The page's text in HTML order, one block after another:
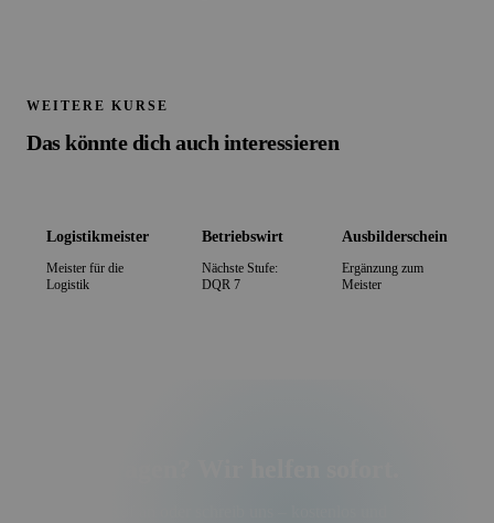
WEITERE KURSE
Das könnte dich auch interessieren
Logistikmeister
Meister für die
Logistik
Betriebswirt
Nächste Stufe:
DQR 7
Ausbilderschein
Ergänzung zum
Meister